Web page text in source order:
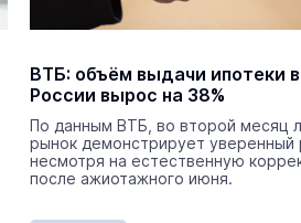
ВТБ: объём выдачи ипотеки в
России вырос на 38%
По данным ВТБ, во второй месяц
рынок демонстрирует уверенный
несмотря на естественную
после ажиотажного июня.